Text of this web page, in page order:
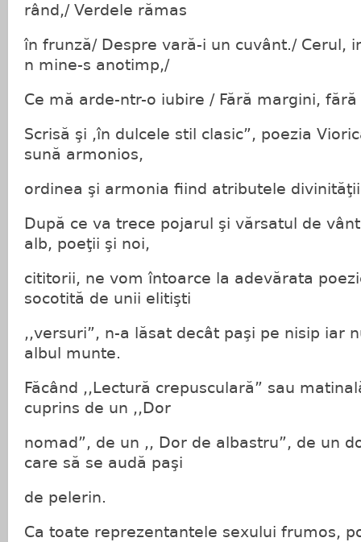
rând,/ Verdele rămas
în frunză/ Despre vară-i un cuvânt./ Cerul,
n mine-s anotimp,/
Ce mă arde-ntr-o iubire / Fără margini, fără
Scrisă şi ,în dulcele stil clasic”, poezia
sună armonios,
ordinea şi armonia fiind atributele
După ce va trece pojarul şi vărsatul de
alb, poeţii şi noi,
cititorii, ne vom întoarce la adevărata
socotită de unii elitişti
,,versuri”, n-a lăsat decât paşi pe nisip iar
albul munte.
Făcând ,,Lectură crepusculară” sau
cuprins de un ,,Dor
nomad”, de un ,, Dor de albastru”, de un
care să se audă paşi
de pelerin.
Ca toate reprezentantele sexului frumos,